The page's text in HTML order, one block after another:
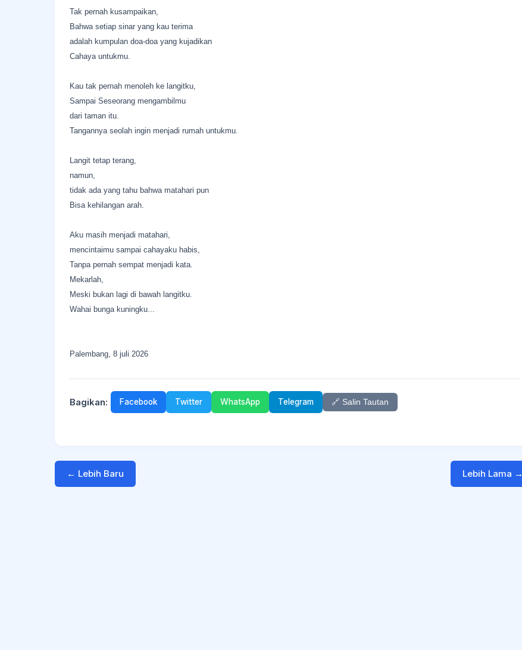
Tak pernah kusampaikan,
Bahwa setiap sinar yang kau terima
adalah kumpulan doa-doa yang kujadikan
Cahaya untukmu.
Kau tak pernah menoleh ke langitku,
Sampai Seseorang mengambilmu
dari taman itu.
Tangannya seolah ingin menjadi rumah untukmu.
Langit tetap terang,
namun,
tidak ada yang tahu bahwa matahari pun
Bisa kehilangan arah.
Aku masih menjadi matahari,
mencintaimu sampai cahayaku habis,
Tanpa pernah sempat menjadi kata.
Mekarlah,
Meski bukan lagi di bawah langitku.
Wahai bunga kuningku...
Palembang, 8 juli 2026
Bagikan: Facebook Twitter WhatsApp Telegram 🔗 Salin Tautan
← Lebih Baru Lebih Lama →